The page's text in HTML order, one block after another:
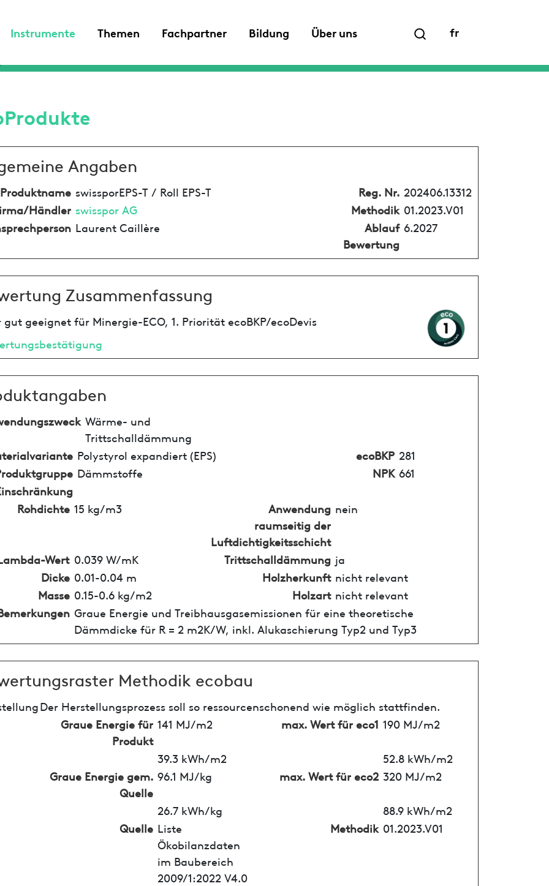
Instrumente Themen Fachpartner Bildung Über uns fr
Angaben
Produktname swissporEPS-T / Roll EPS-T Reg. Nr. 202406.13312
Händler swisspor AG Methodik 01.2023.V01
Laurent Caillère
Ablauf
Bewertung
6.2027
Zusammenfassung
gut geeignet für Minergie-ECO, 1. Priorität ecoBKP/ecoDevis
Wärme- und
Trittschalldämmung
Polystyrol expandiert (EPS) ecoBKP 281
Dämmstoffe NPK 661
Rohdichte 15 kg/m3
Anwendung
raumseitig der
Luftdichtigkeitsschicht
nein
Wert 0.039 W/mK Trittschalldämmung ja
Dicke 0.01-0.04 m Holzherkunft nicht relevant
Masse 0.15-0.6 kg/m2 Holzart nicht relevant
Graue Energie und Treibhausgasemissionen für eine theoretische
Dämmdicke für R = 2 m2K/W, inkl. Alukaschierung Typ2 und Typ3
Methodik ecobau
Der Herstellungsprozess soll so ressourcenschonend wie möglich stattfinden.
Graue Energie für
Produkt
141 MJ/m2 max. Wert für eco1 190 MJ/m2
39.3 kWh/m2
52.8 kWh/m2
Graue Energie gem.
Quelle
96.1 MJ/kg max. Wert für eco2 320 MJ/m2
26.7 kWh/kg
88.9 kWh/m2
Quelle Liste
Ökobilanzdaten
im Baubereich
2009/1:2022 V4.0
Methodik 01.2023.V01